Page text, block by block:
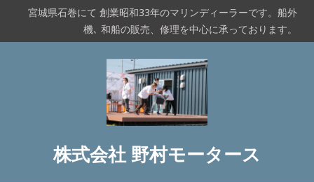
テ
宮城県石巻にて 創業昭和33年のマリンディーラーです。船外
機､ 和船の販売、修理を中心に承っております。
株式会社 野村モータース